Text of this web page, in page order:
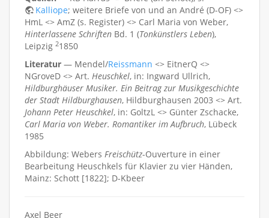
Kalliope; weitere Briefe von und an André (D-OF) <>
HmL <> AmZ (s. Register) <> Carl Maria von Weber,
Hinterlassene Schriften Bd. 1 (Tonkünstlers Leben),
Leipzig 21850
Literatur — Mendel/Reissmann <> EitnerQ <>
NGroveD <> Art. Heuschkel, in: Ingward Ullrich,
Hildburghäuser Musiker. Ein Beitrag zur Musikgeschichte
der Stadt Hildburghausen, Hildburghausen 2003 <> Art.
Johann Peter Heuschkel, in: GoltzL <> Günter Zschacke,
Carl Maria von Weber. Romantiker im Aufbruch, Lübeck
1985
Abbildung: Webers Freischütz-Ouverture in einer
Bearbeitung Heuschkels für Klavier zu vier Händen,
Mainz: Schott [1822]; D-Kbeer
Axel Beer